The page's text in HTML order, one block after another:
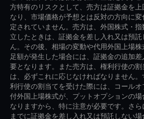
方特有のリスクとして、売方は証拠金を
なり、市場価格が予想とは反対の方向に
定されていません。売方は、外国株式・
立したときは、証拠金を差し入れ又は預
ん。その後、相場の変動や代用外国上場
足額が発生した場合には、証拠金の追加
要となります。また売方は、権利行使の
は、必ずこれに応じなければなりません
利行使の割当てを受けた際には、コール
付外国上場株式が、プットオプションの
なりますから、特に注意が必要です。さ
までに証拠金を差し入れ又は預託しない